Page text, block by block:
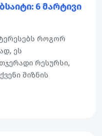
6 მარტივი
როგორ
ეს
რესურსი,
მიზნის